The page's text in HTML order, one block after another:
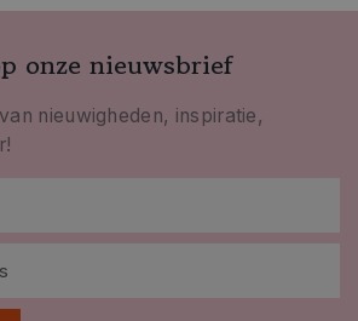
onze nieuwsbrief
nieuwigheden, inspiratie,